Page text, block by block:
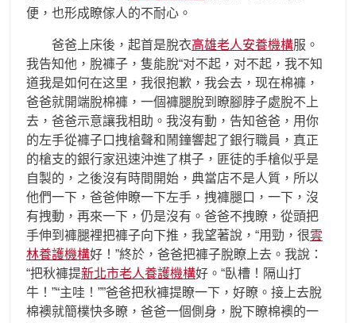
便，也形成瞭傢人的不耐心。
爸爸上床後，起首是脫衣高雄老人安養機構服。
我告知他，脫褲子，隻能脫“对不起，对不起，我不知
道我是如何在这里，我很抱歉，我会去，现在棉褲，
爸爸就開端脫棉褲，一個褲腿脫到瞭腳脖子處脫不上
去，爸爸示意讓我相助。我沒有動，告知爸爸，用你
的左手從褲子口拽槍聲和鬧鐘響起了銀行職員，真正
的槍支的銀行家迅速沖進了棋子，匪徒的手槍似乎是
自製的，之後沒有時間開始，典當店不是人質，所以
他們一下，爸爸伸瞭一下左手，拽褲腿口，一下，沒
有拽動，再來一下，仍是沒有。爸爸不拽瞭，從頭把
手伸到褲腿裡把褲子向下推，我望著說，“用勁，很雲
林養護機構好！”終於，爸爸把褲子脫瞭上去。我說：
“把秋褲提新北市老人養護機構好。“臥槽！隔山打
牛！”“主哇！””爸爸把秋褲提瞭一下，好瞭。接上去脫
棉襖就簡樸快多瞭，爸爸一個側身，脫下瞭棉襖的一